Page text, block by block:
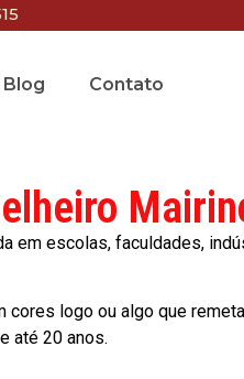
Blog Contato
em escolas, faculdades,
logo ou algo que
até 20 anos.